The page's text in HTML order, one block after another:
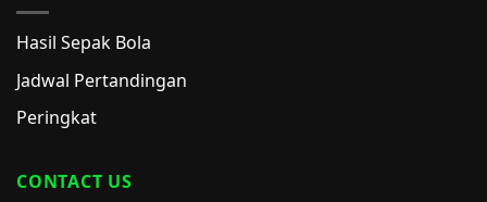
Hasil Sepak Bola
Jadwal Pertandingan
Peringkat
CONTACT US